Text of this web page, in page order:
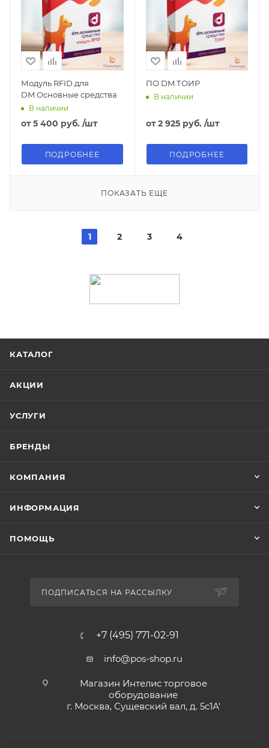
Модуль RFID для
DM.Основные средства
В наличии
от5 400 руб. /шт
ПОДРОБНЕЕ
ПО DM.ТОИР
В наличии
от2 925 руб. /шт
ПОДРОБНЕЕ
ПОКАЗАТЬ ЕЩЕ
1 2 3 4
КАТАЛОГ
АКЦИИ
УСЛУГИ
БРЕНДЫ
КОМПАНИЯ
ИНФОРМАЦИЯ
ПОМОЩЬ
ПОДПИСАТЬСЯ НА РАССЫЛКУ
+7 (495) 771-02-91
info@pos-shop.ru
Магазин Интелис торговое
оборудование
г. Москва, Сущевский вал, д. 5с1А'